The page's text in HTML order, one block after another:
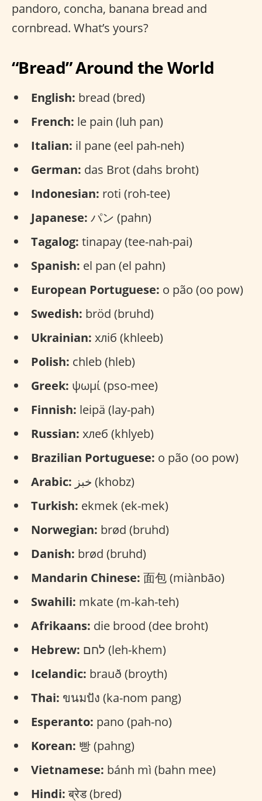
pandoro, concha, banana bread and
cornbread. What’s yours?
“Bread” Around the World
English: bread (bred)
French: le pain (luh pan)
Italian: il pane (eel pah-neh)
German: das Brot (dahs broht)
Indonesian: roti (roh-tee)
Japanese: パン (pahn)
Tagalog: tinapay (tee-nah-pai)
Spanish: el pan (el pahn)
European Portuguese: o pão (oo pow)
Swedish: bröd (bruhd)
Ukrainian: хліб (khleeb)
Polish: chleb (hleb)
Greek: ψωμί (pso-mee)
Finnish: leipä (lay-pah)
Russian: хлеб (khlyeb)
Brazilian Portuguese: o pão (oo pow)
Arabic:
خبز (khobz)
Turkish: ekmek (ek-mek)
Norwegian: brød (bruhd)
Danish: brød (bruhd)
Mandarin Chinese: 面包 (miànbāo)
Swahili: mkate (m-kah-teh)
Afrikaans: die brood (dee broht)
Hebrew:
לחם (leh-khem)
Icelandic: brauð (broyth)
Thai: ขนมปัง (ka-nom pang)
Esperanto: pano (pah-no)
Korean: 빵 (pahng)
Vietnamese: bánh mì (bahn mee)
Hindi:ब्रेड (bred)